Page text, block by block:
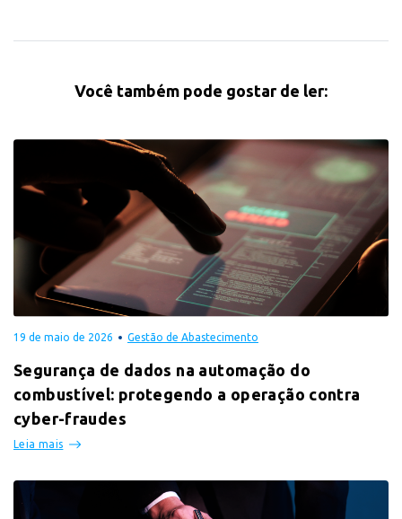
Você também pode gostar de ler:
19 de maio de 2026 Gestão de Abastecimento
Segurança de dados na automação do
combustível: protegendo a operação contra
cyber-fraudes
Leia mais